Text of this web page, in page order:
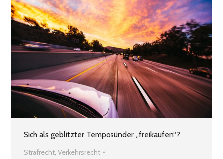
Sich als geblitzter Temposünder „freikaufen“?
Strafrecht, Verkehrsrecht